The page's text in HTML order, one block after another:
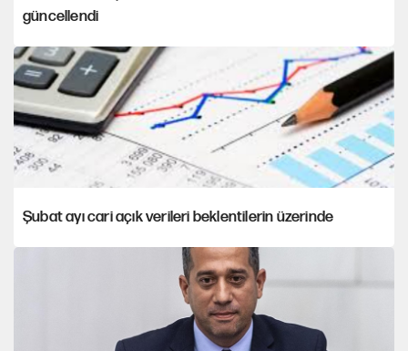
güncellendi
Şubat ayı cari açık verileri beklentilerin üzerinde